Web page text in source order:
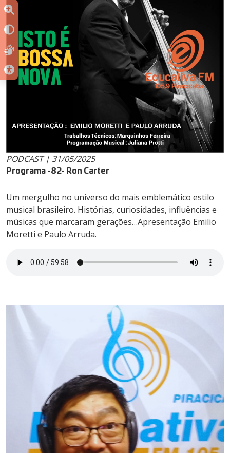
PODCAST | 31/05/2025
Programa -82- Ron Carter
Um mergulho no universo do mais emblemático estilo
musical brasileiro. Histórias, curiosidades, influências e
músicas que marcaram gerações…Apresentação Emilio
Moretti e Paulo Arruda.